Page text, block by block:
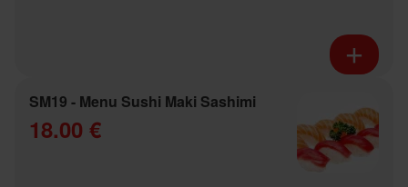
SM19 - Menu Sushi Maki Sashimi
18.00 €